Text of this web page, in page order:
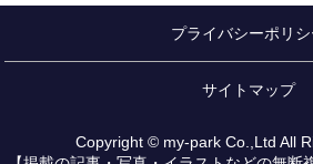
プライバシーポリシ
サイトマップ
Copyright © my-park Co.,Ltd All